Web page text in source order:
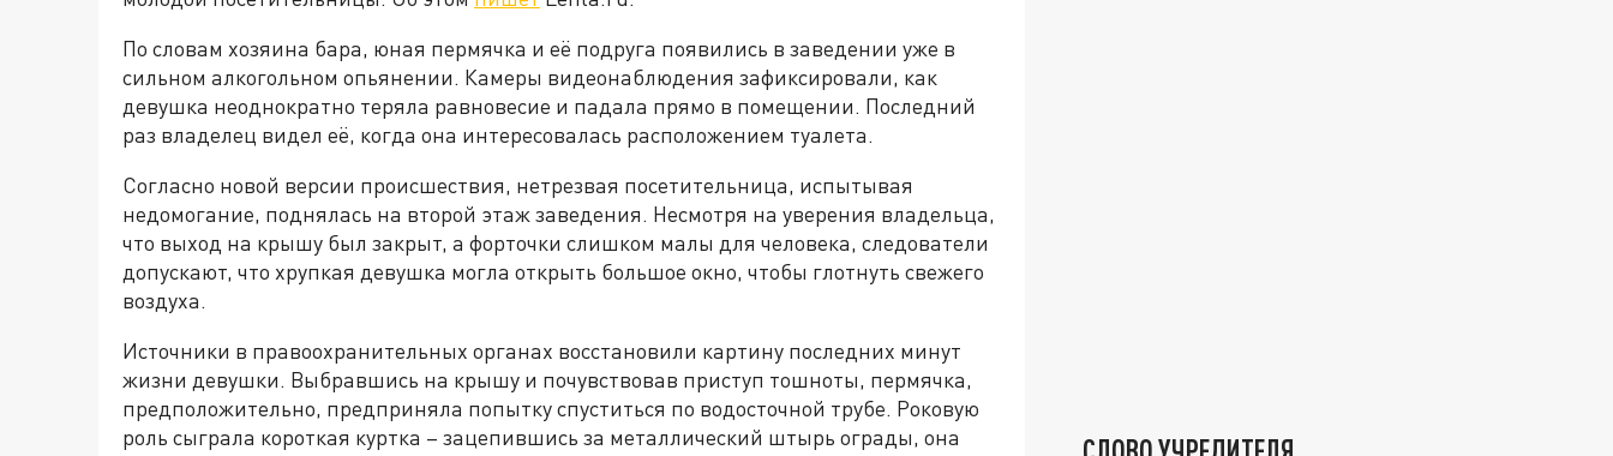
По словам хозяина бара, юная пермячка и её подруга появились в заведении уже в
сильном алкогольном опьянении. Камеры видеонаблюдения зафиксировали, как
девушка неоднократно теряла равновесие и падала прямо в помещении. Последний
раз владелец видел её, когда она интересовалась расположением туалета.
Согласно новой версии происшествия, нетрезвая посетительница, испытывая
недомогание, поднялась на второй этаж заведения. Несмотря на уверения владельца,
что выход на крышу был закрыт, а форточки слишком малы для человека, следователи
допускают, что хрупкая девушка могла открыть большое окно, чтобы глотнуть свежего
воздуха.
Источники в правоохранительных органах восстановили картину последних минут
жизни девушки. Выбравшись на крышу и почувствовав приступ тошноты, пермячка,
предположительно, предприняла попытку спуститься по водосточной трубе. Роковую
роль сыграла короткая куртка – зацепившись за металлический штырь ограды, она